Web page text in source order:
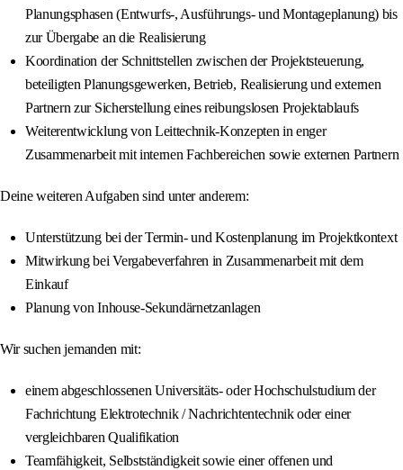
Planungsphasen (Entwurfs-, Ausführungs- und Montageplanung) bis
zur Übergabe an die Realisierung
Koordination der Schnittstellen zwischen der Projektsteuerung,
beteiligten Planungsgewerken, Betrieb, Realisierung und externen
Partnern zur Sicherstellung eines reibungslosen Projektablaufs
Weiterentwicklung von Leittechnik-Konzepten in enger
Zusammenarbeit mit internen Fachbereichen sowie externen Partnern
Deine weiteren Aufgaben sind unter anderem:
Unterstützung bei der Termin- und Kostenplanung im Projektkontext
Mitwirkung bei Vergabeverfahren in Zusammenarbeit mit dem
Einkauf
Planung von Inhouse-Sekundärnetzanlagen
Wir suchen jemanden mit:
einem abgeschlossenen Universitäts- oder Hochschulstudium der
Fachrichtung Elektrotechnik / Nachrichtentechnik oder einer
vergleichbaren Qualifikation
Teamfähigkeit, Selbstständigkeit sowie einer offenen und